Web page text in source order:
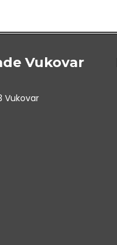
Vukovar
Vukovar